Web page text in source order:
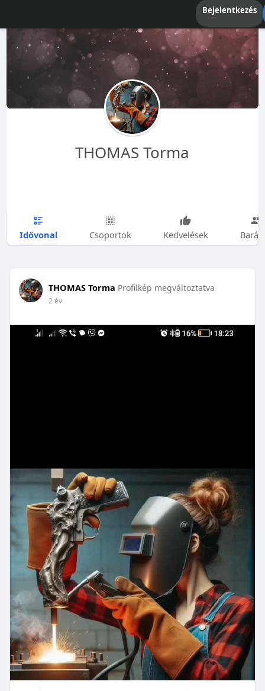
Bejelentkezés
THOMAS Torma
Idővonal Csoportok Kedvelések
THOMAS Torma Profilkép megváltoztatva
2 év